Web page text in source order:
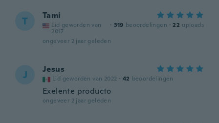
T Tami
Lid geworden van
2017
· 319 beoordelingen · 22 uploads
ongeveer 2 jaar geleden
J Jesus
Lid geworden van 2022 · 42 beoordelingen
Exelente producto
ongeveer 2 jaar geleden